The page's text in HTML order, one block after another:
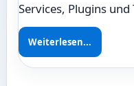
Services, Plugins und
Weiterlesen...